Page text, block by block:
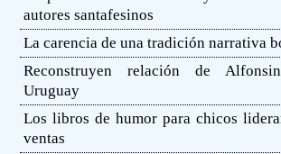
autores santafesinos
La carencia de una tradición narrativa
Reconstruyen relación de
Uruguay
Los libros de humor para chicos
ventas